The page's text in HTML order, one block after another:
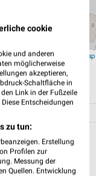
Leaflet|©OpenStreetMap
IOS MAPS
cookie
und anderen
möglicherweise
akzeptieren,
Schaltfläche in
Link in der Fußzeile
Entscheidungen
zu tun:
Erstellung
Profilen zur
Messung der
Quellen. Entwicklung